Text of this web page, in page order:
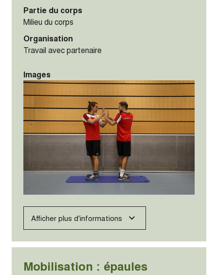
Partie du corps
Milieu du corps
Organisation
Travail avec partenaire
Images
Afficher plus d'informations
Mobilisation : épaules